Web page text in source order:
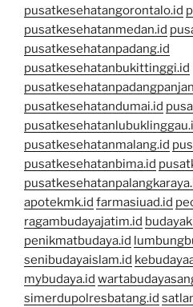
pusatkesehatangorontalo.id
pusatkesehatanmedan.id
pusatkesehatanpadang.id
pusatkesehatanbukittinggi.id
pusatkesehatandumai.id
pusatkesehatanmalang.id
pusatkesehatanbima.id
apotekmk.id farmasiuad.id
ragambudayajatim.id
penikmatbudaya.id
senibudayaislam.id
mybudaya.id
simerdupolresbatang.id